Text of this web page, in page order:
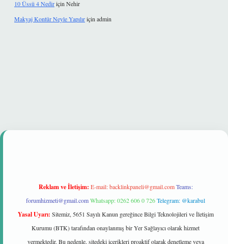
10 Üssü 4 Nediriçin Nehir
Makyaj Kontür Neyle Yapılıriçin admin
Reklam ve İletişim: E-mail:backlinkpaneli@gmail.com Teams:
forumhizmeti@gmail.comWhatsapp: 0262 606 0 726Telegram: @karabul
Yasal Uyarı: Sitemiz, 5651 Sayılı Kanun gereğince Bilgi Teknolojileri ve İletişim
Kurumu (BTK) tarafından onaylanmış bir Yer Sağlayıcı olarak hizmet
vermektedir. Bu nedenle, sitedeki içerikleri proaktif olarak denetleme veya